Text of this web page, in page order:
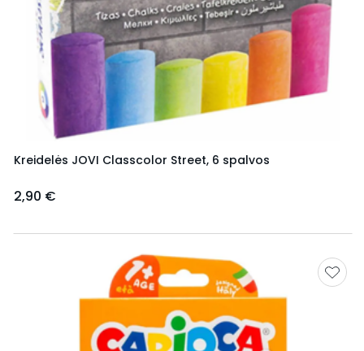
Kreidelės JOVI Classcolor Street, 6 spalvos
2,90 €